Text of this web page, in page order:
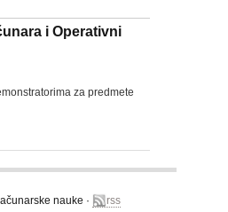
i Operativni
za predmete
nauke · rss